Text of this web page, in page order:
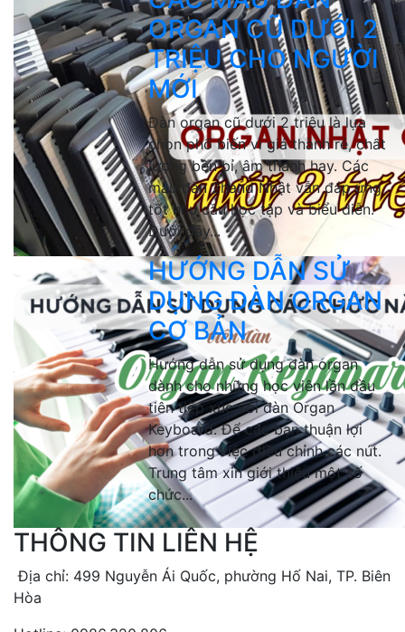
ORGAN CŨ DƯỚI 2
TRIỆU CHO NGƯỜI
MỚI
Đàn organ cũ dưới 2 triệu là lựa
chọn phổ biến vì giá thành rẻ, chất
lượng bền bỉ, âm thanh hay. Các
mẫu đàn 2hand Nhật vẫn đáp ứng
tốt nhu cầu học tập và biểu diễn.
Dưới đây...
HƯỚNG DẪN SỬ
DỤNG ĐÀN ORGAN
CƠ BẢN
Hướng dẫn sử dụng đàn organ
dành cho những học viên lần đầu
tiên tiếp xúc với đàn Organ
Keyboard. Để các bạn thuận lợi
hơn trong việc điều chỉnh các nút.
Trung tâm xin giới thiệu một số
chức...
THÔNG TIN LIÊN HỆ
Địa chỉ: 499 Nguyễn Ái Quốc, phường Hố Nai, TP. Biên
Hòa